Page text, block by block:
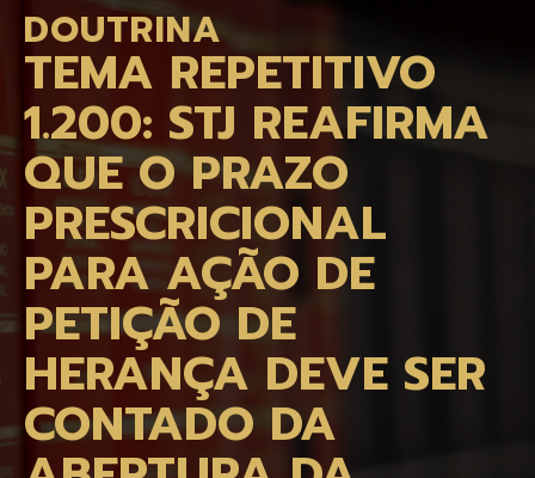
DOUTRINA
TEMA REPETITIVO
1.200: STJ REAFIRMA
QUE O PRAZO
PRESCRICIONAL
PARA AÇÃO DE
PETIÇÃO DE
HERANÇA DEVE SER
CONTADO DA